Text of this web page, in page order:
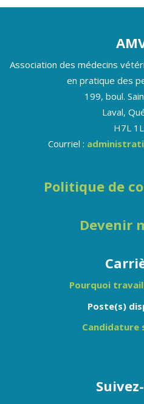
Association des médecins
en pratique des
199, boul.
Laval,
H7L
Courriel :
Politique de
Devenir
Pourquoi
Poste(s)
Candidature